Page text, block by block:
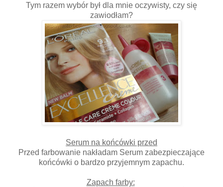
Tym razem wybór był dla mnie oczywisty, czy się
zawiodłam?
Serum na końcówki przed
Przed farbowanie nakładam Serum zabezpieczające
końcówki o bardzo przyjemnym zapachu.
Zapach farby: